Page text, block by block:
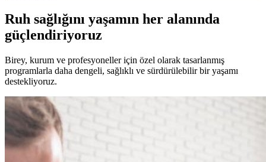
Ruh sağlığını yaşamın her alanında
güçlendiriyoruz
Birey, kurum ve profesyoneller için özel olarak tasarlanmış
programlarla daha dengeli, sağlıklı ve sürdürülebilir bir yaşamı
destekliyoruz.